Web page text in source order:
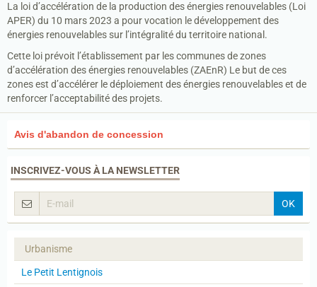
La loi d’accélération de la production des énergies renouvelables (Loi
APER) du 10 mars 2023 a pour vocation le développement des
énergies renouvelables sur l’intégralité du territoire national.
Cette loi prévoit l’établissement par les communes de zones
d’accélération des énergies renouvelables (ZAEnR) Le but de ces
zones est d’accélérer le déploiement des énergies renouvelables et de
renforcer l’acceptabilité des projets.
Avis d'abandon de concession
INSCRIVEZ-VOUS À LA NEWSLETTER
OK
Urbanisme
Le Petit Lentignois